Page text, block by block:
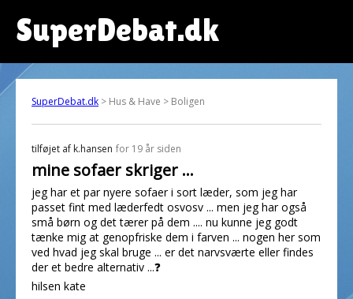
SuperDebat.dk
SuperDebat.dk > Hus & Have > Boligen
tilføjet af k.hansen for 19 år siden
mine sofaer skriger ...
jeg har et par nyere sofaer i sort læder, som jeg har
passet fint med læderfedt osvosv ... men jeg har også
små børn og det tærer på dem .... nu kunne jeg godt
tænke mig at genopfriske dem i farven ... nogen her som
ved hvad jeg skal bruge ... er det narvsværte eller findes
der et bedre alternativ ...❓
hilsen kate